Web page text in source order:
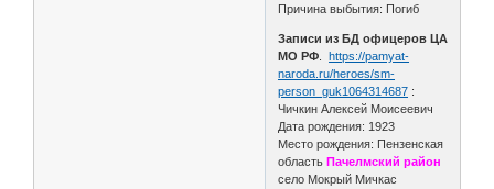
Причина выбытия: Погиб
Записи из БД офицеров ЦА
МО РФ
https://pamyat-
naroda.ru/heroes/sm-
person_guk1064314687 :
Чичкин Алексей Моисеевич
Дата рождения: 1923
Место рождения: Пензенская
область Пачелмский район
село Мокрый Мичкас